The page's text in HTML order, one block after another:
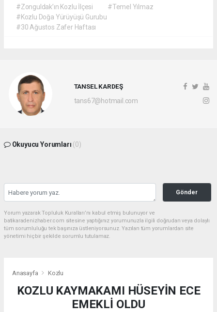
#Zonguldak’ın Kozlu İlçesi
#Temel Yılmaz
#Kozlu Doğa Yürüyüşü Gurubu
#30 Ağustos Zafer Haftası
TANSEL KARDEŞ
tans67@hotmail.com
Okuyucu Yorumları (0)
Gönder
Yorum yazarak Topluluk Kuralları’nı kabul etmiş bulunuyor ve
batikaradenizhaber.com sitesine yaptığınız yorumunuzla ilgili doğrudan veya dolaylı
tüm sorumluluğu tek başınıza üstleniyorsunuz. Yazılan tüm yorumlardan site
yönetimi hiçbir şekilde sorumlu tutulamaz.
Anasayfa Kozlu
KOZLU KAYMAKAMI HÜSEYİN ECE
EMEKLİ OLDU